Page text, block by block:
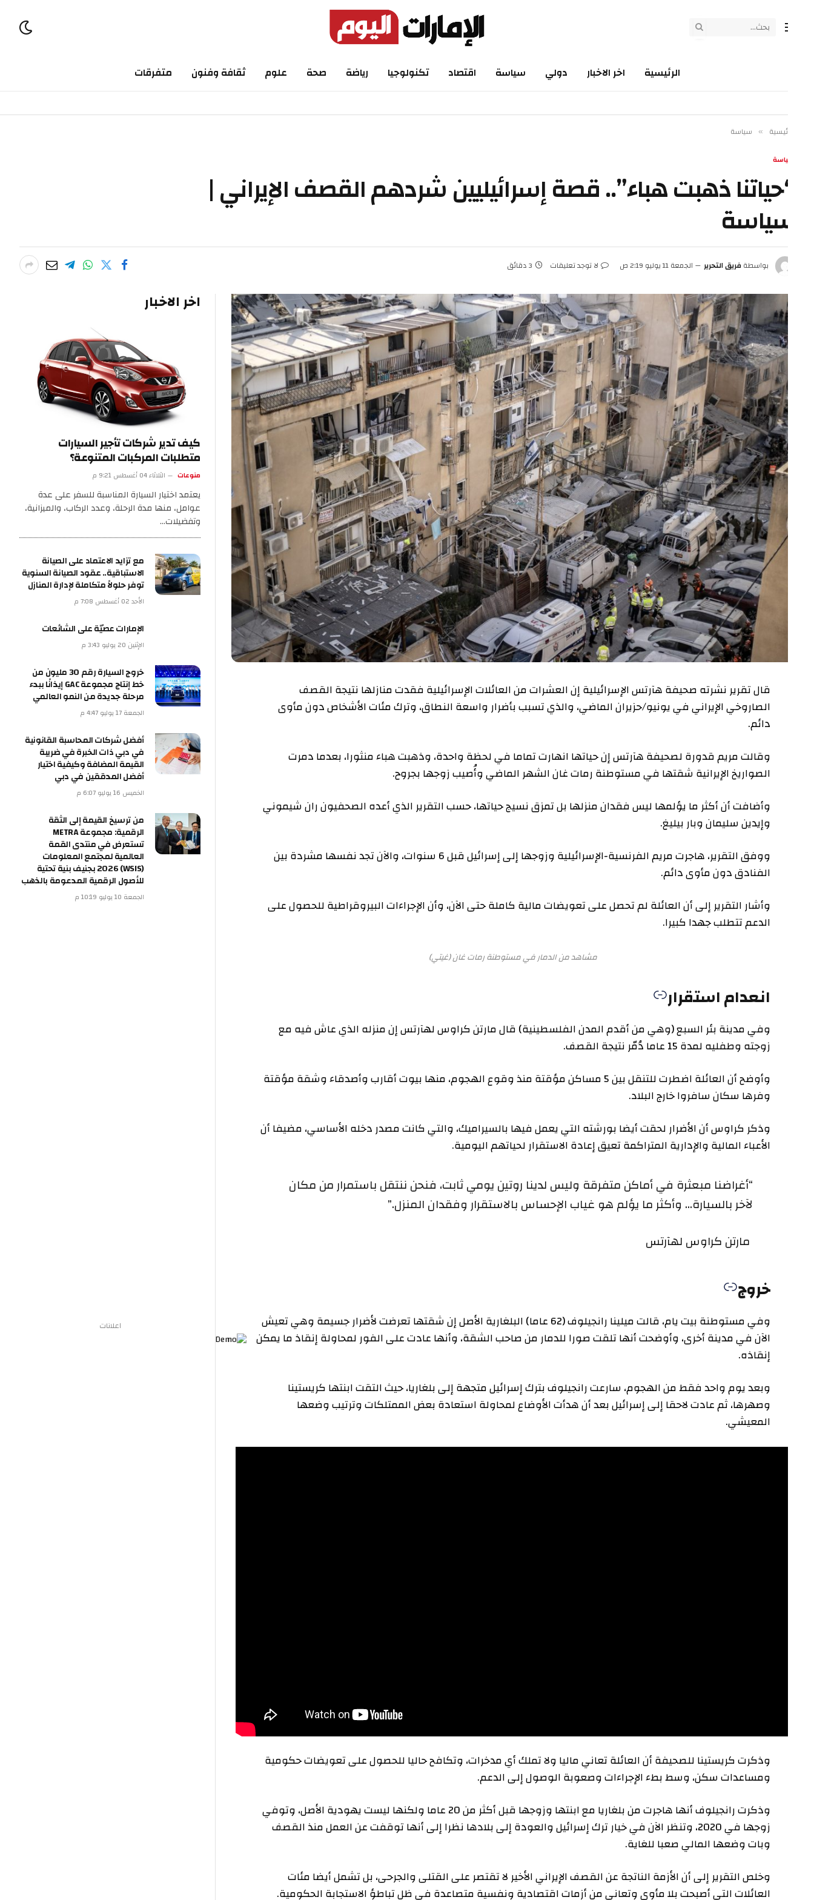
الرئيسية اخر الاخبار دولي سياسة اقتصاد تكنولوجيا رياضة صحة علوم ثقافة وفنون متفرقات
» سياسة
ذهبت هباء”.. قصة إسرائيليين شردهم القصف الإيراني |
بواسطة فريق التحرير الجمعة 11 يوليو 2:19 ص لا توجد تعليقات 3 دقائق
قال تقرير نشرته صحيفة هآرتس الإسرائيلية إن العشرات من العائلات الإسرائيلية فقدت منازلها نتيجة القصف
الصاروخي الإيراني في يونيو/حزيران الماضي، والذي تسبب بأضرار واسعة النطاق، وترك مئات الأشخاص دون مأوى
وقالت مريم قدورة لصحيفة هآرتس إن حياتها انهارت تماما في لحظة واحدة، وذهبت هباء منثورا، بعدما دمرت
الصواريخ الإيرانية شقتها في مستوطنة رمات غان الشهر الماضي وأُصيب زوجها بجروح.
وأضافت أن أكثر ما يؤلمها ليس فقدان منزلها بل تمزق نسيج حياتها، حسب التقرير الذي أعده الصحفيون ران شيموني
وإيدين سليمان وبار بيليغ.
ووفق التقرير، هاجرت مريم الفرنسية-الإسرائيلية وزوجها إلى إسرائيل قبل 6 سنوات، والآن تجد نفسها مشردة بين
الفنادق دون مأوى دائم.
وأشار التقرير إلى أن العائلة لم تحصل على تعويضات مالية كاملة حتى الآن، وأن الإجراءات البيروقراطية للحصول على
الدعم تتطلب جهدا كبيرا.
مشاهد من الدمار في مستوطنة رمات غان (غيتي)
انعدام استقرار
وفي مدينة بئر السبع (وهي من أقدم المدن الفلسطينية) قال مارتن كراوس لهآرتس إن منزله الذي عاش فيه مع
زوجته وطفليه لمدة 15 عاما دُمّر نتيجة القصف.
وأوضح أن العائلة اضطرت للتنقل بين 5 مساكن مؤقتة منذ وقوع الهجوم، منها بيوت أقارب وأصدقاء وشقة مؤقتة
وفرها سكان سافروا خارج البلاد.
وذكر كراوس أن الأضرار لحقت أيضا بورشته التي يعمل فيها بالسيراميك، والتي كانت مصدر دخله الأساسي، مضيفا أن
الأعباء المالية والإدارية المتراكمة تعيق إعادة الاستقرار لحياتهم اليومية.
“أغراضنا مبعثرة في أماكن متفرقة وليس لدينا روتين يومي ثابت، فنحن ننتقل باستمرار من مكان
لآخر بالسيارة… وأكثر ما يؤلم هو غياب الإحساس بالاستقرار وفقدان المنزل.”
مارتن كراوس لهآرتس
خروج
وفي مستوطنة بيت يام، قالت ميلينا رانجيلوف (62 عاما) البلغارية الأصل إن شقتها تعرضت لأضرار جسيمة وهي تعيش
الآن في مدينة أخرى، وأوضحت أنها تلقت صورا للدمار من صاحب الشقة، وأنها عادت على الفور لمحاولة إنقاذ ما يمكن
إنقاذه.
وبعد يوم واحد فقط من الهجوم، سارعت رانجيلوف بترك إسرائيل متجهة إلى بلغاريا، حيث التقت ابنتها كريستينا
وصهرها، ثم عادت لاحقا إلى إسرائيل بعد أن هدأت الأوضاع لمحاولة استعادة بعض الممتلكات وترتيب وضعها
المعيشي.
وذكرت كريستينا للصحيفة أن العائلة تعاني ماليا ولا تملك أي مدخرات، وتكافح حاليا للحصول على تعويضات حكومية
ومساعدات سكن، وسط بطء الإجراءات وصعوبة الوصول إلى الدعم.
وذكرت رانجيلوف أنها هاجرت من بلغاريا مع ابنتها وزوجها قبل أكثر من 20 عاما ولكنها ليست يهودية الأصل، وتوفي
زوجها في 2020، وتنظر الآن في خيار ترك إسرائيل والعودة إلى بلادها نظرا إلى أنها توقفت عن العمل منذ القصف
وبات وضعها المالي صعبا للغاية.
وخلص التقرير إلى أن الأزمة الناتجة عن القصف الإيراني الأخير لا تقتصر على القتلى والجرحى، بل تشمل أيضا مئات
العائلات التي أصبحت بلا مأوى وتعاني من أزمات اقتصادية ونفسية متصاعدة في ظل تباطؤ الاستجابة الحكومية.
اخر الاخبار
كيف تدير شركات تأجير السيارات
متطلبات المركبات المتنوعة؟
الثلاثاء 04 أغسطس 9:21 م
يعتمد اختيار السيارة المناسبة للسفر على عدة
عوامل، منها مدة الرحلة، وعدد الركاب، والميزانية،
وتفضيلات…
مع تزايد الاعتماد على الصيانة
الاستباقية.. عقود الصيانة السنوية
توفر حلولاً متكاملة لإدارة المنازل
الإمارات عصيّة على الشائعات
خروج السيارة رقم 30 مليون من
خط إنتاج مجموعة GAC إيذانًا ببدء
مرحلة جديدة من النمو العالمي
أفضل شركات المحاسبة القانونية
في دبي ذات الخبرة في ضريبة
القيمة المضافة وكيفية اختيار
أفضل المدققين في دبي
من ترسيخ القيمة إلى الثقة
الرقمية: مجموعة METRA
تستعرض في منتدى القمة
العالمية لمجتمع المعلومات
(WSIS) 2026 بجنيف بنية تحتية
للأصول الرقمية المدعومة بالذهب